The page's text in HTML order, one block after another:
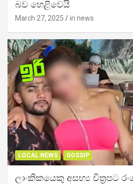
බව හෙළිවෙයි
March 27, 2025 iri news
LOCAL NEWS GOSSIP
ලාංකිකයෙකු අසභ්‍ය චිත්‍රපට